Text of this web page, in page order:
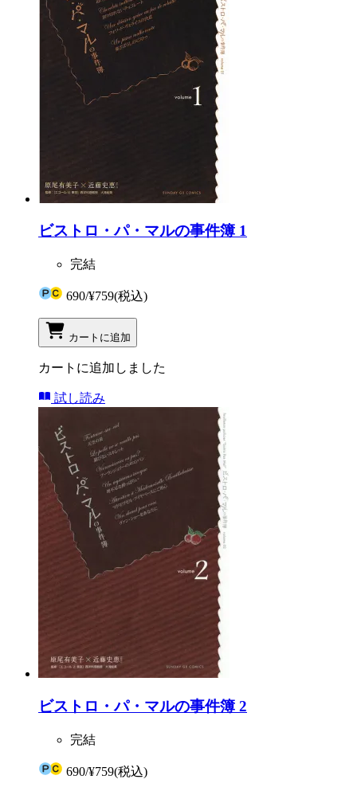
ビストロ・パ・マルの事件簿 1
完結
690/¥759(税込)
カートに追加
カートに追加しました
試し読み
ビストロ・パ・マルの事件簿 2
完結
690/¥759(税込)